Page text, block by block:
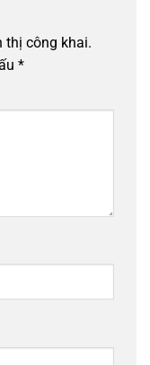
thị công khai.
*